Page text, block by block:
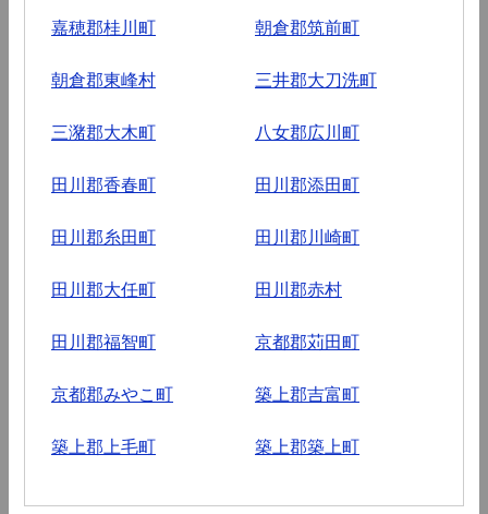
嘉穂郡桂川町 朝倉郡筑前町
朝倉郡東峰村 三井郡大刀洗町
三潴郡大木町 八女郡広川町
田川郡香春町 田川郡添田町
田川郡糸田町 田川郡川崎町
田川郡大任町 田川郡赤村
田川郡福智町 京都郡苅田町
京都郡みやこ町 築上郡吉富町
築上郡上毛町 築上郡築上町